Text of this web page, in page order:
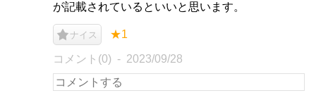
が記載されているといいと思います。
ナイス ★1
コメント(0) 2023/09/28